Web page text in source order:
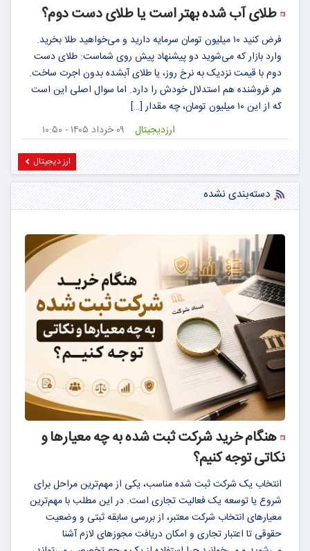
طلای آب شده بهتر است یا طلای دست دوم؟
فرض کنید ۱۰ میلیون تومان سرمایه دارید و می‌خواهید طلا بخرید.
وارد بازار که می‌شوید دو پیشنهاد پیش روی شماست: طلای دست
دوم با قیمت نزدیک به نرخ روز، یا طلای آبشده بدون اجرت ساخت.
هر فروشنده هم استدلال خودش را دارد. اما سوال اصلی این است
که از این ۱۰ میلیون تومان، چه مقدار […]
۰۹ خرداد ۱۴۰۵ - ۱۰:۵۰
ارزدیجیتال
ارز دیجیتال
دسته‌بندی نشده
هنگام خرید شرکت ثبت شده به چه معیارها و
نکاتی توجه کنیم؟
انتخاب یک شرکت ثبت شده مناسب، یکی از مهم‌ترین مراحل برای
شروع یا توسعه یک فعالیت تجاری است. در این مطلب با مهم‌ترین
معیارهای انتخاب شرکت معتبر، از بررسی سابقه ثبتی و وضعیت
حقوقی تا اعتبار تجاری و امکان دریافت مجوزهای لازم آشنا